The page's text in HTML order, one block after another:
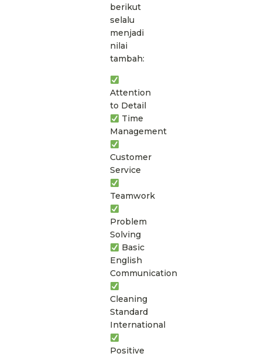
berikut
selalu
menjadi
nilai
tambah:
Attention
to Detail
Time
Management
Customer
Service
Teamwork
Problem
Solving
Basic
English
Communication
Cleaning
Standard
International
Positive